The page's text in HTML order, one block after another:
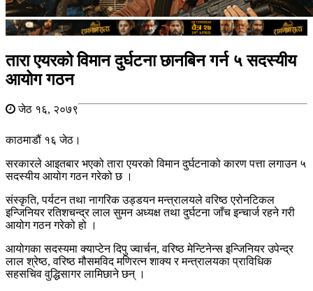
तारा एयरको विमान दुर्घटना छानबिन गर्न ५ सदस्यीय
आयोग गठन
जेठ १६, २०७९
काठमाडौं १६ जेठ।
सरकारले आइतबार भएको तारा एयरको विमान दुर्घटनाको कारण पत्ता लगाउन ५
सदस्यीय आयोग गठन गरेको छ ।
संस्कृति, पर्यटन तथा नागरिक उड्डयन मन्त्रालयले वरिष्ठ एरोनटिकल
इन्जिनियर रतिशचन्द्र लाल सुमन अध्यक्ष तथा दुर्घटना जाँच इन्चार्ज रहने गरी
आयोग गठन गरेको हो ।
आयोगका सदस्यमा क्याप्टेन दिपु ज्वार्चन, वरिष्ठ मेन्टिनेन्स इन्जिनियर उपेन्द्र
लाल श्रेष्ठ, वरिष्ठ मौसमविद मणिरत्न शाक्य र मन्त्रालयका प्राविधिक
सहसचिव वुद्धिसागर लामिछाने छन् ।